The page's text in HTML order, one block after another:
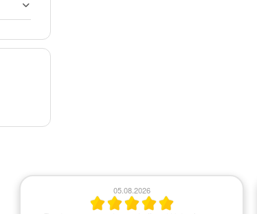
02.08.2026